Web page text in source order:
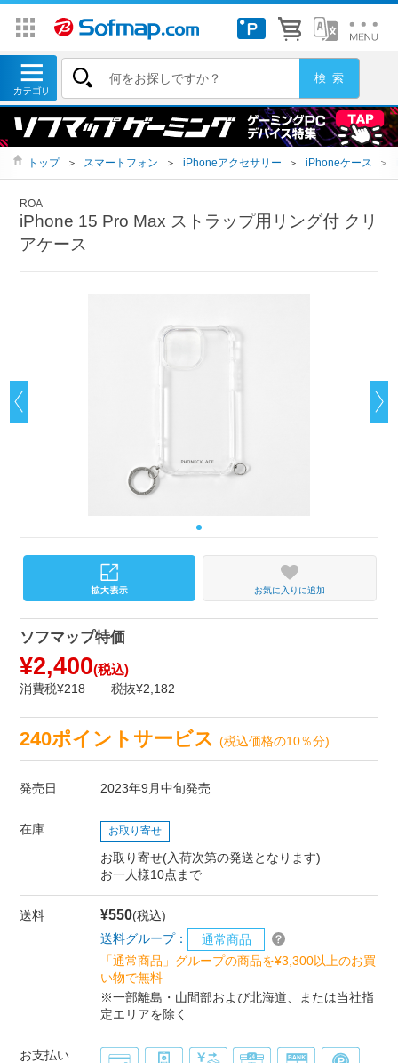
トップ ＞ スマートフォン ＞ iPhoneアクセサリー ＞ iPhoneケース ＞
ROA
iPhone 15 Pro Max ストラップ用リング付 クリ
アケース
お気に入りに追加
ソフマップ特価
¥2,400(税込)
消費税¥218 税抜¥2,182
240ポイントサービス(税込価格の10％分)
発売日 2023年9月中旬発売
在庫 お取り寄せ
お取り寄せ(入荷次第の発送となります)
お一人様10点まで
送料 ¥550(税込)
送料グループ：
通常商品
「通常商品」グループの商品を¥3,300以上のお買
い物で無料
※一部離島・山間部および北海道、または当社指
定エリアを除く
お支払い